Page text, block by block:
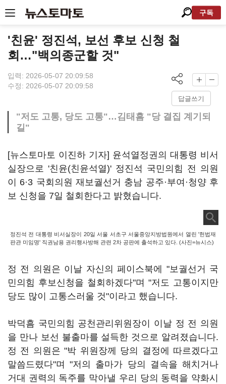
구독
'친윤' 정진석, 보선 후보 신청 철
회…"백의종군할 것"
입력: 2026-05-07 20:09:58
수정: 2026-05-07 20:09:58
답글쓰기
"저도 고통, 당도 고통"…김태흠 "당 결집 계기되
길"
[뉴스토마토 이진하 기자] 윤석열정권의 대통령 비서
실장으로 '친윤(친윤석열)' 정진석 국민의힘 전 의원
이 6·3 국회의원 재보궐선거 충남 공주·부여·청양 후
보 신청을 7일 철회한다고 밝혔습니다.
정진석 전 대통령 비서실장이 20일 서울 서초구 서울중앙지방법원에서 열린 '헌법재
판관 미임명' 직권남용 권리행사방해 관련 2차 공판에 출석하고 있다. (사진=뉴시스)
정 전 의원은 이날 자신의 페이스북에 "보궐선거 국
민의힘 후보신청을 철회하겠다"며 "저도 고통이지만
당도 많이 고통스러울 것"이라고 했습니다.
박덕흠 국민의힘 공천관리위원장이 이날 정 전 의원
을 만나 보선 불출마를 설득한 것으로 알려졌습니다.
정 전 의원은 "박 위원장께 당의 결정에 따르겠다고
말씀드렸다"며 "저의 출마가 당의 결속을 해치거나
거대 권력의 독주를 막아낼 우리 당의 동력을 약화시